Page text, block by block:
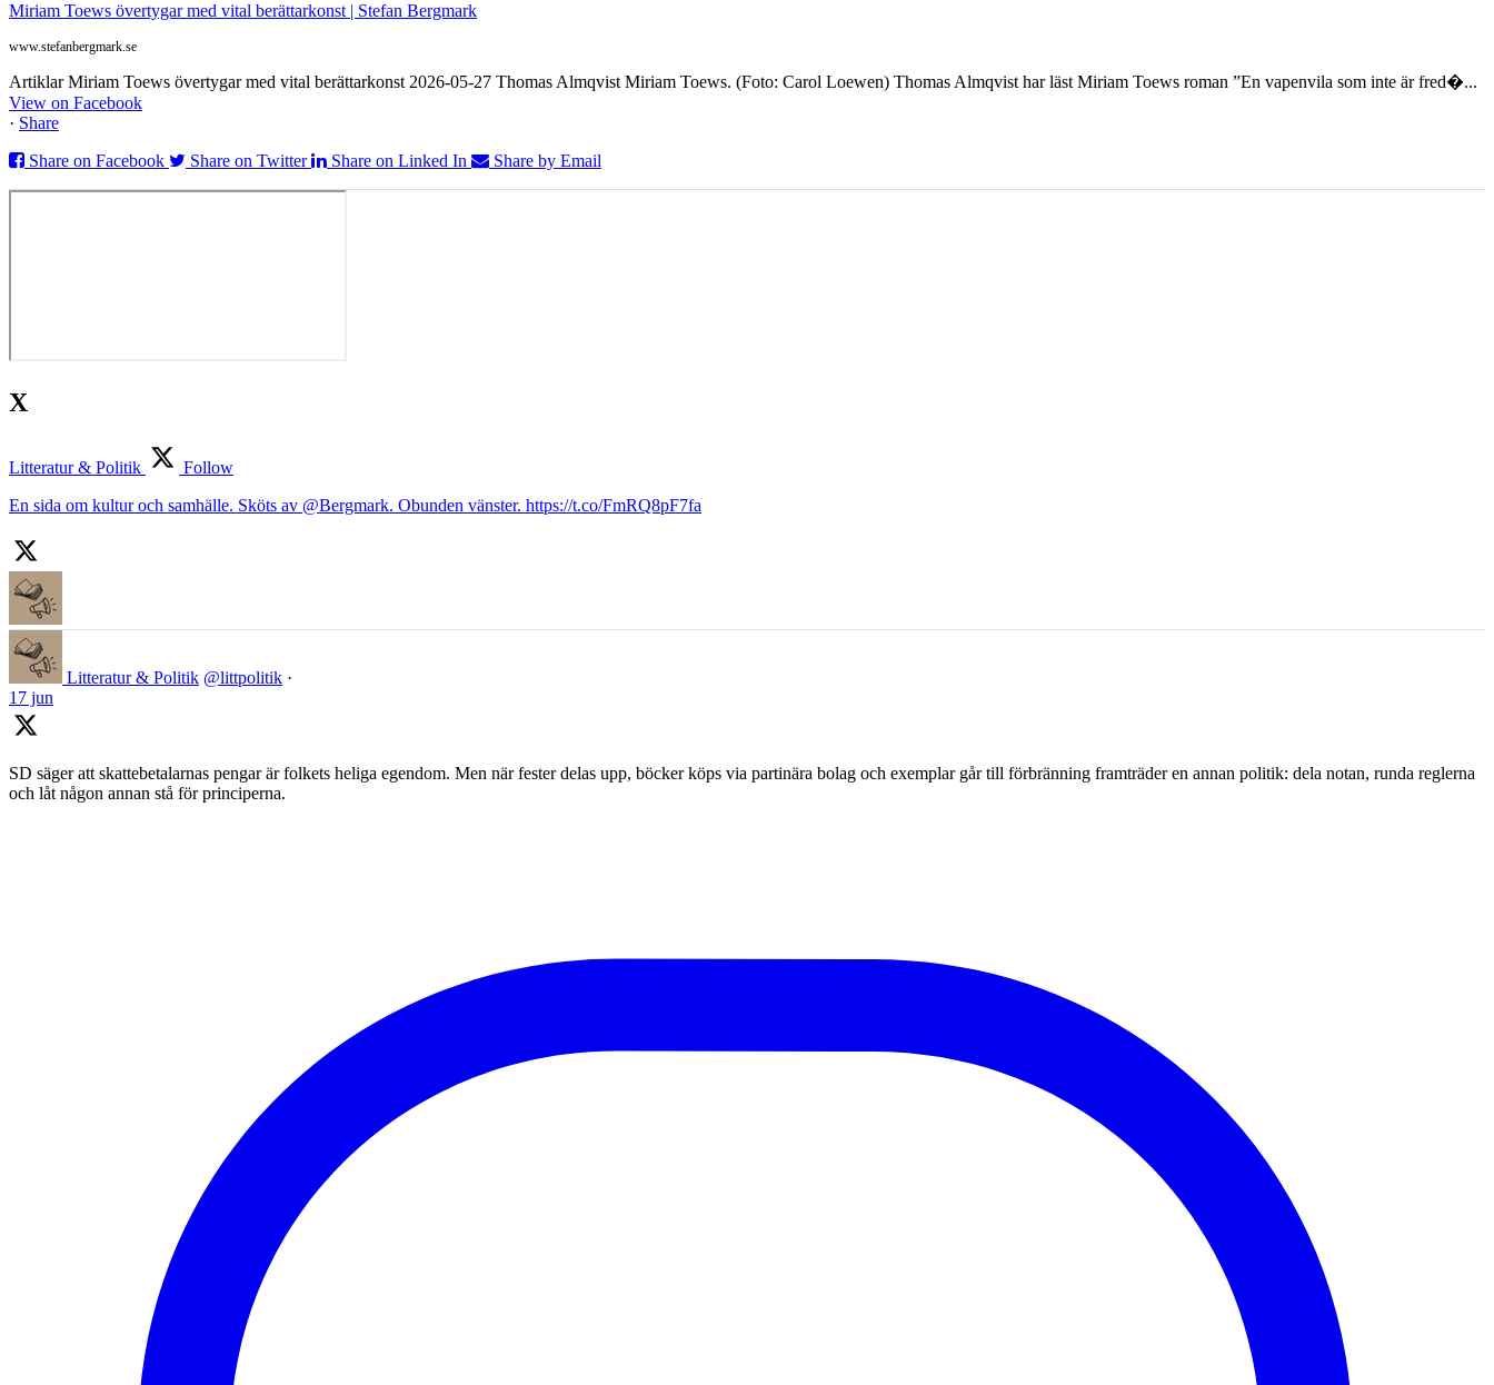
Miriam Toews övertygar med vital berättarkonst | Stefan Bergmark
www.stefanbergmark.se
Artiklar Miriam Toews övertygar med vital berättarkonst 2026-05-27 Thomas Almqvist Miriam Toews. (Foto: Carol Loewen) Thomas Almqvist har läst Miriam Toews roman ”En vapenvila som inte är fred�...
View on Facebook
· Share
Share on Facebook
Share on Twitter Share on Linked In Share by Email
X
Litteratur & Politik
Follow
En sida om kultur och samhälle. Sköts av @Bergmark. Obunden vänster. https://t.co/FmRQ8pF7fa
Litteratur & Politik @littpolitik ·
17 jun
SD säger att skattebetalarnas pengar är folkets heliga egendom. Men när fester delas upp, böcker köps via partinära bolag och exemplar går till förbränning framträder en annan politik: dela notan, runda reglerna
och låt någon annan stå för principerna.